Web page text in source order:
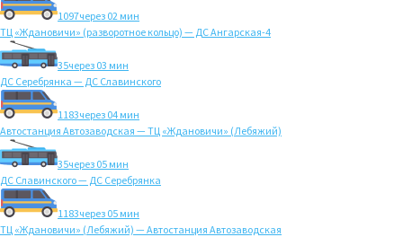
1097через 02 мин
ТЦ «Ждановичи» (разворотное кольцо) — ДС Ангарская-4
35через 03 мин
ДС Серебрянка — ДС Славинского
1183через 04 мин
Автостанция Автозаводская — ТЦ «Ждановичи» (Лебяжий)
35через 05 мин
ДС Славинского — ДС Серебрянка
1183через 05 мин
ТЦ «Ждановичи» (Лебяжий) — Автостанция Автозаводская